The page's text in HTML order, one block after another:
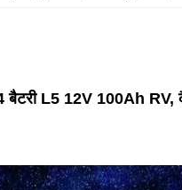
बैटरी L5 12V 100Ah RV,